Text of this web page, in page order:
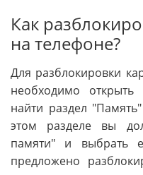
Как
на телефоне?
Для разблокировки
необходимо открыть
найти раздел
этом разделе вы
памяти" и выбрать
предложено